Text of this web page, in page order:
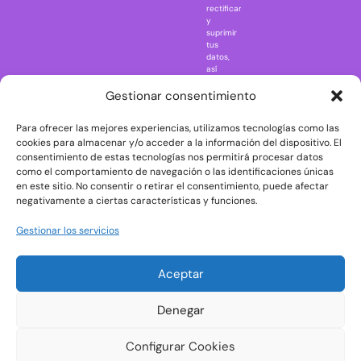
Gestionar consentimiento
Para ofrecer las mejores experiencias, utilizamos tecnologías como las
cookies para almacenar y/o acceder a la información del dispositivo. El
consentimiento de estas tecnologías nos permitirá procesar datos
como el comportamiento de navegación o las identificaciones únicas
en este sitio. No consentir o retirar el consentimiento, puede afectar
negativamente a ciertas características y funciones.
Gestionar los servicios
Aceptar
Denegar
Configurar Cookies
Rick and
The Big Bang
Theory
The Blues
Brothers
The
The Shining
rectificar
y
suprimir
tus
datos,
así
ejercer
consultando
la
información
adicional
y
detallada
sobre